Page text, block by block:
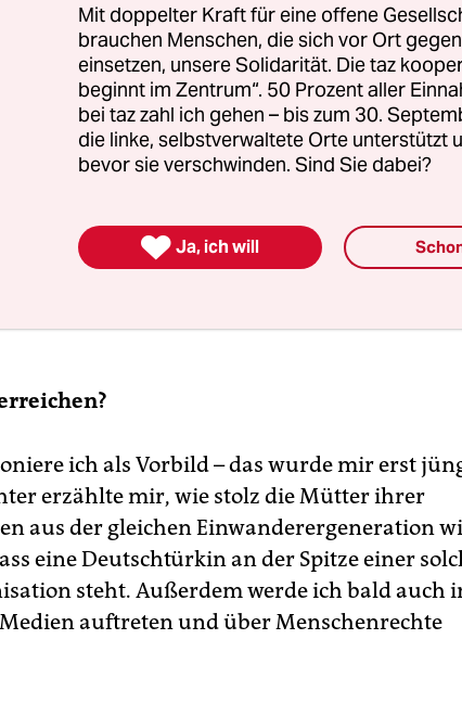
ich als Vorbild – das wurde mir erst
erzählte mir, wie stolz die Mütter ihrer
aus der gleichen Einwanderergeneration
eine Deutschtürkin an der Spitze einer
steht. Außerdem werde ich bald auch
auftreten und über Menschenrechte
Mit doppelter Kraft für eine offene
brauchen Menschen, die sich vor Ort
einsetzen, unsere Solidarität. Die taz
beginnt im Zentrum“. 50 Prozent aller
bei taz zahl ich gehen – bis zum 30.
die linke, selbstverwaltete Orte unterstützt
bevor sie verschwinden. Sind Sie dabei?
 Ja, ich will